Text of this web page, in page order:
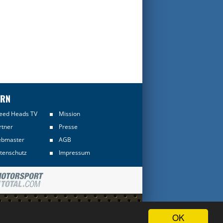
OK
Heads TV
Mission
Presse
AGB
Impressum
sind